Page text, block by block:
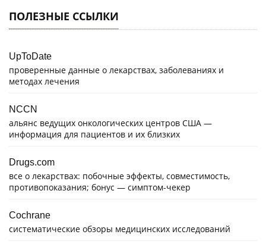
ПОЛЕЗНЫЕ ССЫЛКИ
UpToDate
проверенные данные о лекарствах, заболеваниях и
методах лечения
NCCN
альянс ведущих онкологических центров США —
информация для пациентов и их близких
Drugs.com
все о лекарствах: побочные эффекты, совместимость,
противопоказания; бонус — симптом-чекер
Cochrane
систематические обзоры медицинских исследований